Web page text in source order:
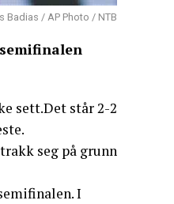
Badias / AP Photo / NTB
sett.Det står 2-2
seg på grunn
I